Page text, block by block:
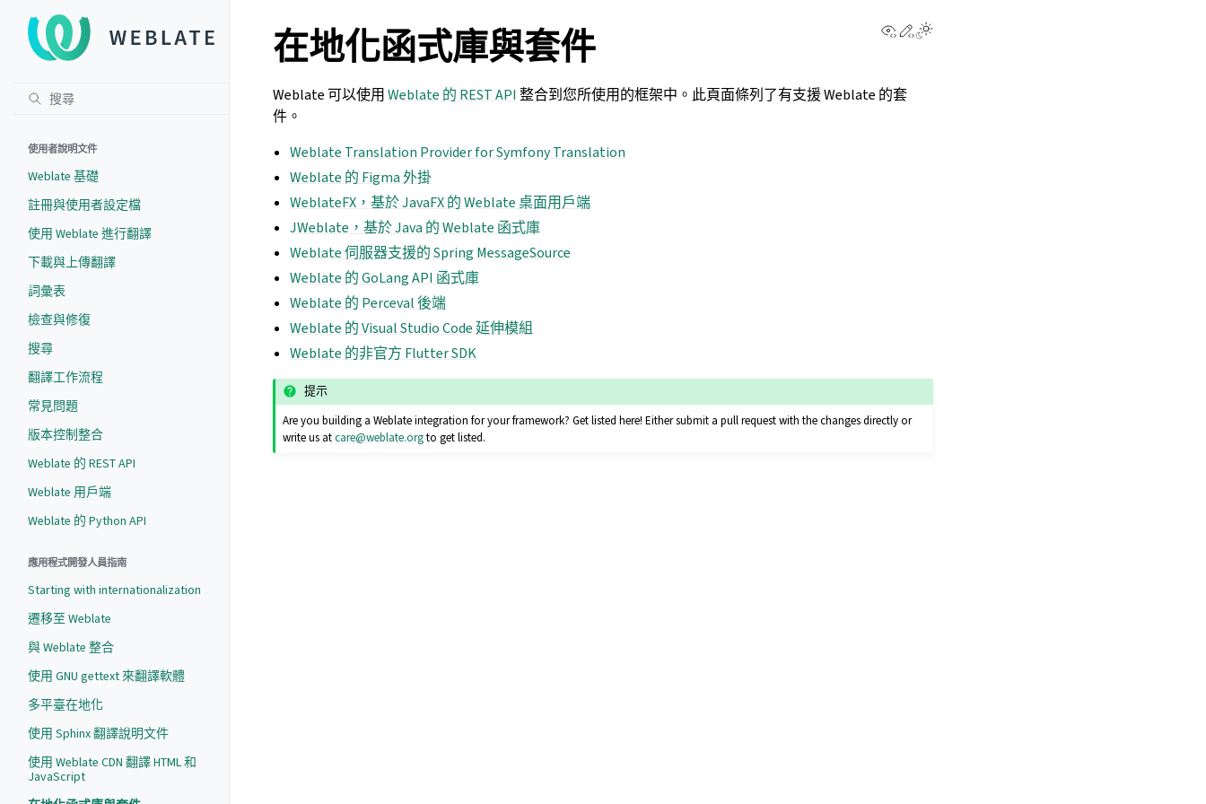
使用者說明文件
Weblate 基礎
註冊與使用者設定檔
使用 Weblate 進行翻譯
下載與上傳翻譯
詞彙表
檢查與修復
搜尋
翻譯工作流程
常見問題
版本控制整合
Weblate 的 REST API
Weblate 用戶端
Weblate 的 Python API
應用程式開發人員指南
Starting with internationalization
遷移至 Weblate
與 Weblate 整合
使用 GNU gettext 來翻譯軟體
多平臺在地化
使用 Sphinx 翻譯說明文件
使用 Weblate CDN 翻譯 HTML 和
JavaScript
View this page
Edit this page
在地化函式庫與套件
Weblate 可以使用 Weblate 的 REST API 整合到您所使用的框架中。此頁面條列了有支援 Weblate 的套
件。
Weblate Translation Provider for Symfony Translation
Weblate 的 Figma 外掛
WeblateFX，基於 JavaFX 的 Weblate 桌面用戶端
JWeblate，基於 Java 的 Weblate 函式庫
Weblate 伺服器支援的 Spring MessageSource
Weblate 的 GoLang API 函式庫
Weblate 的 Perceval 後端
Weblate 的 Visual Studio Code 延伸模組
Weblate 的非官方 Flutter SDK
提示
Are you building a Weblate integration for your framework? Get listed here! Either submit a pull request with the changes directly or
write us atcare@weblate.orgto get listed.